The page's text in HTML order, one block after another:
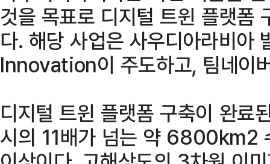
것을 목표로 디지털 트윈 플랫폼
다. 해당 사업은 사우디아라비
Innovation이 주도하고, 팀네이
디지털 트윈 플랫폼 구축이 완료
시의 11배가 넘는 약 6800km2